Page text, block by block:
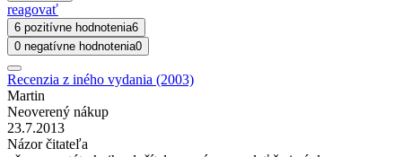
reagovať
6 pozitívne hodnotenia6
0 negatívne hodnotenia0
Recenzia z iného vydania (2003)
Martin
Neoverený nákup
23.7.2013
Názor čitateľa